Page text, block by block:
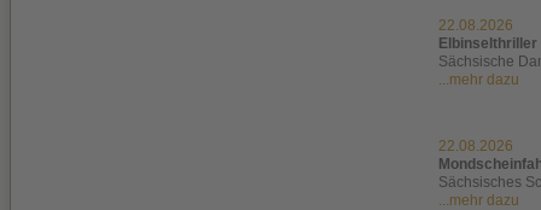
22.08.2026
Elbinselthriller
Sächsische
...mehr dazu
22.08.2026
Sächsisches
...mehr dazu